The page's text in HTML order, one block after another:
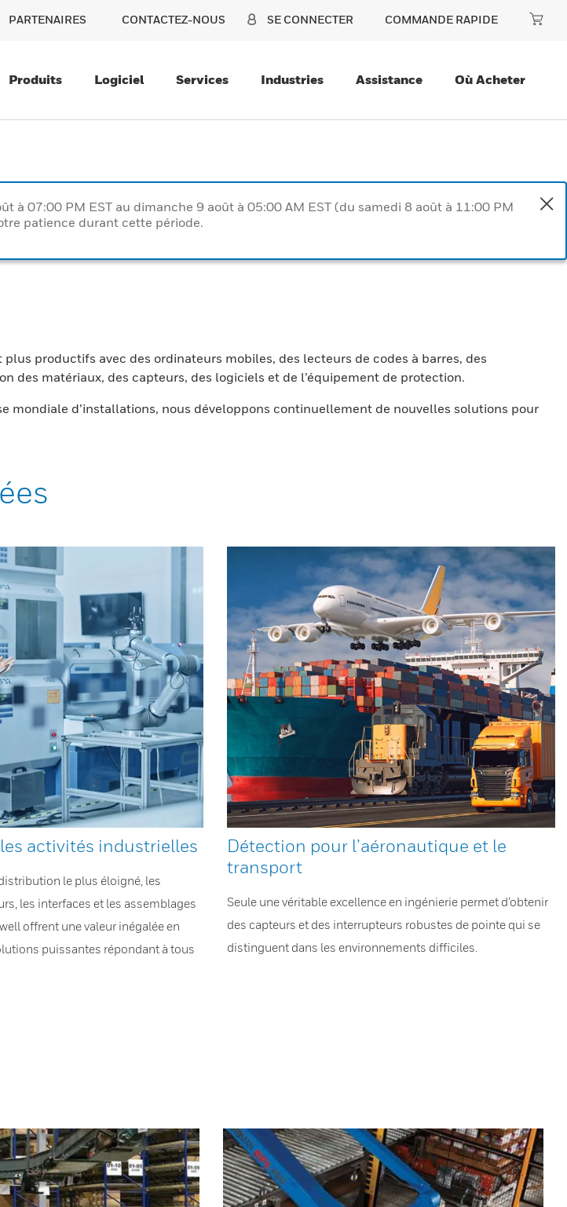
PARTENAIRES CONTACTEZ-NOUS SE CONNECTER COMMANDE RAPIDE
Produits Logiciel Services Industries Assistance Où Acheter
à 07:00 PM EST au dimanche 9 août à 05:00 AM EST (du samedi 8 août à 11:00 PM
patience durant cette période.
productifs avec des ordinateurs mobiles, des lecteurs de codes à barres, des
des matériaux, des capteurs, des logiciels et de l’équipement de protection.
mondiale d’installations, nous développons continuellement de nouvelles solutions pour
activités industrielles
le plus éloigné, les
les interfaces et les assemblages
offrent une valeur inégalée en
puissantes répondant à tous
Détection pour l’aéronautique et le
transport
Seule une véritable excellence en ingénierie permet d’obtenir
des capteurs et des interrupteurs robustes de pointe qui se
distinguent dans les environnements difficiles.